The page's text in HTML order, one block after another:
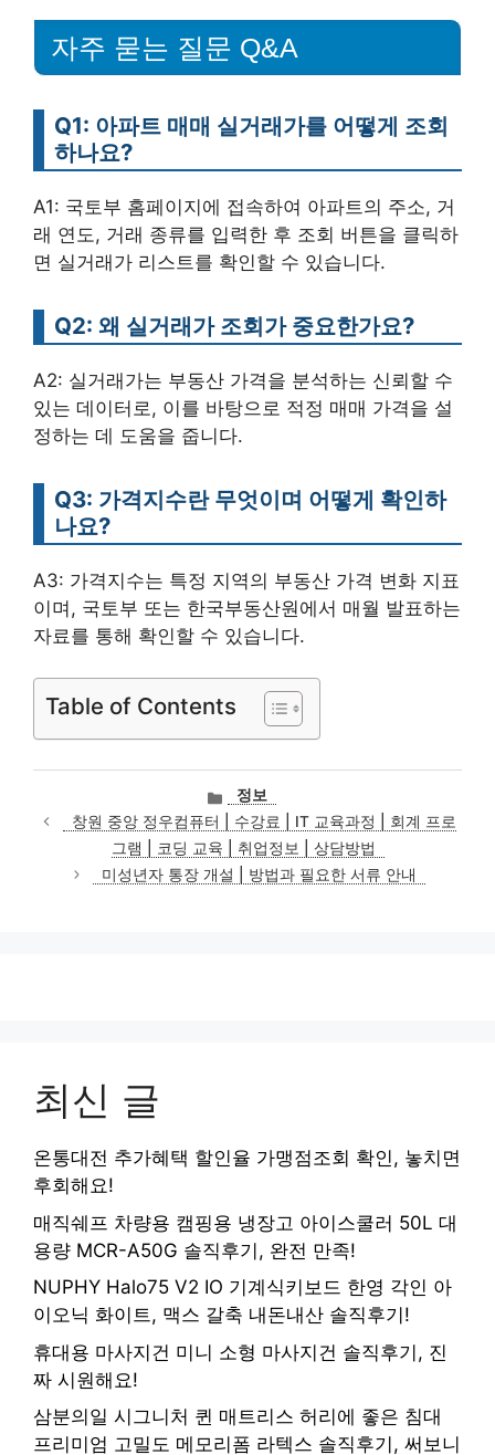
자주 묻는 질문 Q&A
Q1: 아파트 매매 실거래가를 어떻게 조회
하나요?
A1: 국토부 홈페이지에 접속하여 아파트의 주소, 거
래 연도, 거래 종류를 입력한 후 조회 버튼을 클릭하
면 실거래가 리스트를 확인할 수 있습니다.
Q2: 왜 실거래가 조회가 중요한가요?
A2: 실거래가는 부동산 가격을 분석하는 신뢰할 수
있는 데이터로, 이를 바탕으로 적정 매매 가격을 설
정하는 데 도움을 줍니다.
Q3: 가격지수란 무엇이며 어떻게 확인하
나요?
A3: 가격지수는 특정 지역의 부동산 가격 변화 지표
이며, 국토부 또는 한국부동산원에서 매월 발표하는
자료를 통해 확인할 수 있습니다.
Table of Contents
카
테
고
리
정보
창원 중앙 정우컴퓨터 | 수강료 | IT 교육과정 | 회계 프로
그램 | 코딩 교육 | 취업정보 | 상담방법
미성년자 통장 개설 | 방법과 필요한 서류 안내
최신 글
온통대전 추가혜택 할인율 가맹점조회 확인, 놓치면
후회해요!
매직쉐프 차량용 캠핑용 냉장고 아이스쿨러 50L 대
용량 MCR-A50G 솔직후기, 완전 만족!
NUPHY Halo75 V2 IO 기계식키보드 한영 각인 아
이오닉 화이트, 맥스 갈축 내돈내산 솔직후기!
휴대용 마사지건 미니 소형 마사지건 솔직후기, 진
짜 시원해요!
삼분의일 시그니처 퀸 매트리스 허리에 좋은 침대
프리미엄 고밀도 메모리폼 라텍스 솔직후기, 써보니